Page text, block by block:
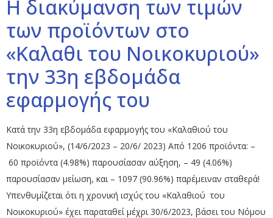
Η διακύμανση των τιμών
των προϊόντων στο
«Καλαθι του Νοικοκυριού»
την 33η εβδομάδα
εφαρμογής του
Κατά την 33η εβδομάδα εφαρμογής του «Καλαθιού του
Νοικοκυριού», (14/6/2023 – 20/6/ 2023) Από 1206 προϊόντα: –
60 προϊόντα (4.98%) παρουσίασαν αύξηση, – 49 (4.06%)
παρουσίασαν μείωση, και – 1097 (90.96%) παρέμειναν σταθερά!
Υπενθυμίζεται ότι η χρονική ισχύς του «Καλαθιού του
Νοικοκυριού» έχει παραταθεί μέχρι 30/6/2023, βάσει του Νόμου